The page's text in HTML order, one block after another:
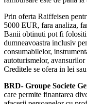
Prin oferta Raiffeisen
5000 EUR, fara analiza,
Banii obtinuti pot fi folositi
dumneavoastra inclusiv
consumabilelor,
autoturismelor,
Creditele se ofera in lei
BRD- Groupe Societe
care permite finantarea